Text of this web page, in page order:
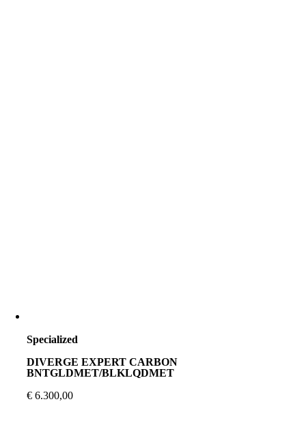
Specialized
DIVERGE EXPERT CARBON
BNTGLDMET/BLKLQDMET
€ 6.300,00